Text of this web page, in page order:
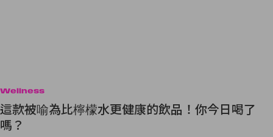
Wellness
這款被喻為比檸檬水更健康的飲品！你今日喝了
嗎？